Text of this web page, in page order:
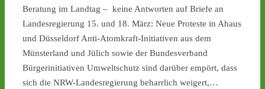
Beratung im Landtag ‒ keine Antworten auf Briefe an
Landesregierung 15. und 18. März: Neue Proteste in Ahaus
und Düsseldorf Anti-Atomkraft-Initiativen aus dem
Münsterland und Jülich sowie der Bundesverband
Bürgerinitiativen Umweltschutz sind darüber empört, dass
sich die NRW-Landesregierung beharrlich weigert,…